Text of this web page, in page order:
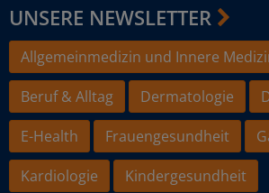
UNSERE NEWSLETTER
Allgemeinmedizin und Innere
Beruf & Alltag
Dermatologie
E-Health
Frauengesundheit
Kardiologie
Kindergesundheit